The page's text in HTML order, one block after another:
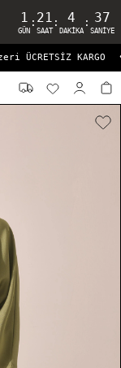
1
GÜN
: 21
SAAT
: 4
DAKIKA
: 37
SANIYE
ÜCRETSİZ KARGO •